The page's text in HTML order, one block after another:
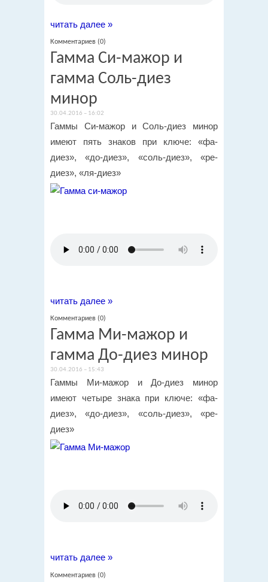
читать далее »
Комментариев (0)
Гамма Си-мажор и
гамма Соль-диез
минор
30.04.2016 – 16:02
Гаммы Си-мажор и Соль-диез минор
имеют пять знаков при ключе: «фа-
диез», «до-диез», «соль-диез», «ре-
диез», «ля-диез»
читать далее »
Комментариев (0)
Гамма Ми-мажор и
гамма До-диез минор
30.04.2016 – 15:43
Гаммы Ми-мажор и До-диез минор
имеют четыре знака при ключе: «фа-
диез», «до-диез», «соль-диез», «ре-
диез»
читать далее »
Комментариев (0)